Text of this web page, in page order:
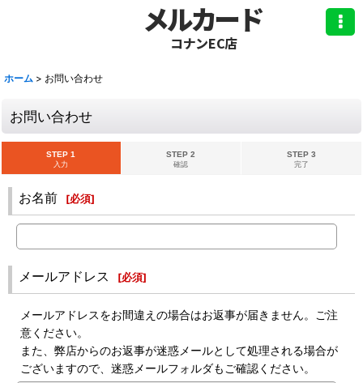
メルカード
コナンEC店
ホーム > お問い合わせ
お問い合わせ
STEP 1
入力
STEP 2
確認
STEP 3
完了
お名前 [必須]
メールアドレス [必須]
メールアドレスをお間違えの場合はお返事が届きません。ご注
意ください。
また、弊店からのお返事が迷惑メールとして処理される場合が
ございますので、迷惑メールフォルダもご確認ください。